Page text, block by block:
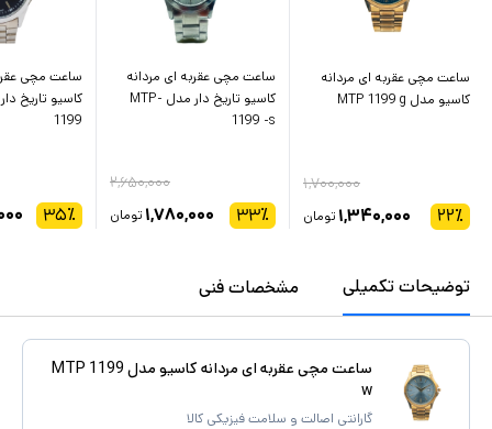
ساعت مچی عقربه ای مردانه
کاسیو مدل MTP 1199 g
۲۲٪
۱,۷۰۰,۰۰۰
۱,۳۴۰,۰۰۰ تومان
ساعت مچی عقربه ای مردانه
کاسیو تاریخ دار مدل MTP-
1199 -s
۳۳٪
۲,۶۵۰,۰۰۰
۱,۷۸۰,۰۰۰ تومان
ساعت مچی
1199
۳۵٪
توضیحات تکمیلی مشخصات فنی
ساعت مچی عقربه ای مردانه کاسیو مدل MTP 1199
w
گارانتی اصالت و سلامت فیزیکی کالا